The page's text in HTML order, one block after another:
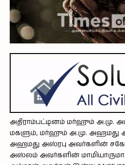
அதிராம்பட்டினம் மர்ஹும் அ.மு.
மகளும், மர்ஹும் அ.மு. அஹமது
அஹமது அஸ்ரபு அவர்களின்
அஸ்லம் அவர்களின்